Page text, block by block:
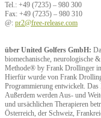
Tel.: +49 (7235) – 980 300
Fax: +49 (7235) – 980 310
@: pr2@free-release.com
über United Golfers GmbH:
biomechanische, neurologische
Methode® by Frank Drollinger in
Hierfür wurde von Frank
Programmierung entwickelt.
Außerdem werden Aus- und
und ursächlichen Therapieren
Österreich, der Schweiz,